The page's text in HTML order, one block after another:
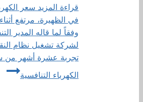
قراءة المزيد سعر
في الظهيرة، مرتفع
وفقاً لما قاله المدير
لشركة تشغيل نظام
تجربة عشرة أشهر من
الكهرباء التنافسية